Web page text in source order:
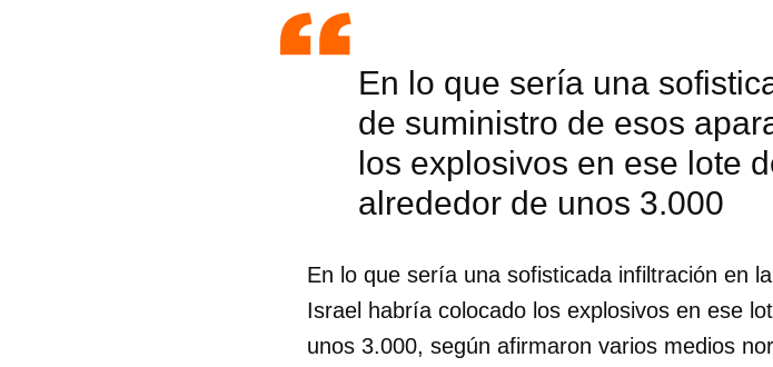
Guardar como favorito
Para poder guardar como favorito,
cuenta de 14ymedio.
En lo que sería una
de suministro de esos
los explosivos en ese lote
alrededor de unos 3.000
En lo que sería una sofisticada infiltración en
Israel habría colocado los explosivos en ese
unos 3.000, según afirmaron varios medios